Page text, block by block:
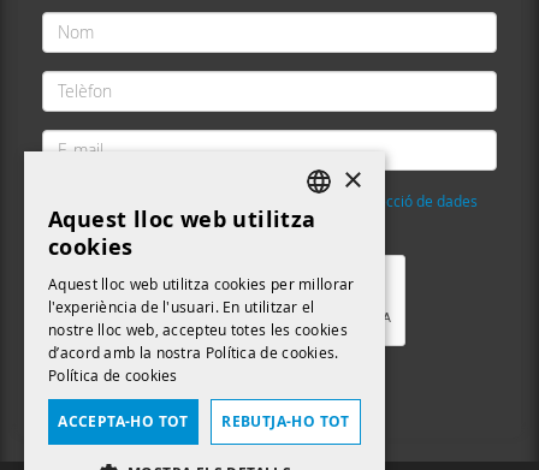
Nom
*
Telèfon
*
E-
Política de privacitat i protecció de dades
Validació
Enviar
DEFAULT LANGUAGE
×
Aquest lloc web utilitza
cookies
Aquest lloc web utilitza cookies per millorar
l'experiència de l'usuari. En utilitzar el
nostre lloc web, accepteu totes les cookies
d’acord amb la nostra Política de cookies.
Política de cookies
ACCEPTA-HO TOT REBUTJA-HO TOT